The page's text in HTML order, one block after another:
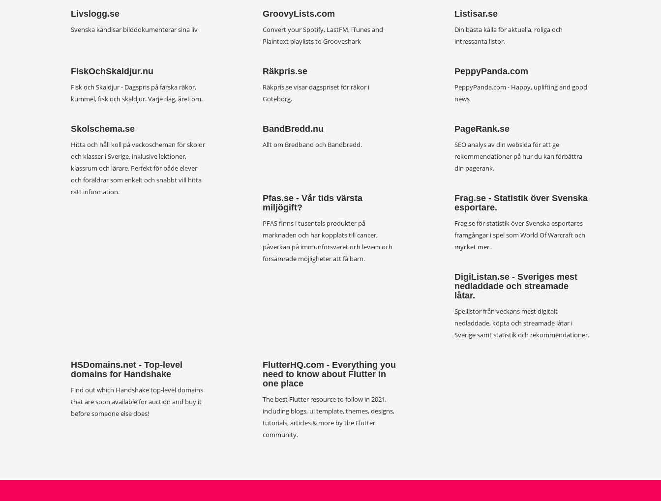
Livslogg.se
Svenska kändisar bilddokumenterar sina liv
GroovyLists.com
Convert your Spotify, LastFM, iTunes and
Plaintext playlists to Grooveshark
Listisar.se
Din bästa källa för aktuella, roliga och
intressanta listor.
FiskOchSkaldjur.nu
Fisk och Skaldjur - Dagspris på färska räkor,
kummel, fisk och skaldjur. Varje dag, året om.
Räkpris.se
Räkpris.se visar dagspriset för räkor i
Göteborg.
PeppyPanda.com
PeppyPanda.com - Happy, uplifting and good
news
Skolschema.se
Hitta och håll koll på veckoscheman för skolor
och klasser i Sverige, inklusive lektioner,
klassrum och lärare. Perfekt för både elever
och föräldrar som enkelt och snabbt vill hitta
rätt information.
BandBredd.nu
Allt om Bredband och Bandbredd.
PageRank.se
SEO analys av din websida för att ge
rekommendationer på hur du kan förbättra
din pagerank.
Pfas.se - Vår tids värsta
miljögift?
PFAS finns i tusentals produkter på
marknaden och har kopplats till cancer,
påverkan på immunförsvaret och levern och
försämrade möjligheter att få barn.
Frag.se - Statistik över Svenska
esportare.
Frag.se för statistik över Svenska esportares
framgångar i spel som World Of Warcraft och
mycket mer.
DigiListan.se - Sveriges mest
nedladdade och streamade
låtar.
Spellistor från veckans mest digitalt
nedladdade, köpta och streamade låtar i
Sverige samt statistik och rekommendationer.
HSDomains.net - Top-level
domains for Handshake
Find out which Handshake top-level domains
that are soon available for auction and buy it
before someone else does!
FlutterHQ.com - Everything you
need to know about Flutter in
one place
The best Flutter resource to follow in 2021,
including blogs, ui template, themes, designs,
tutorials, articles & more by the Flutter
community.